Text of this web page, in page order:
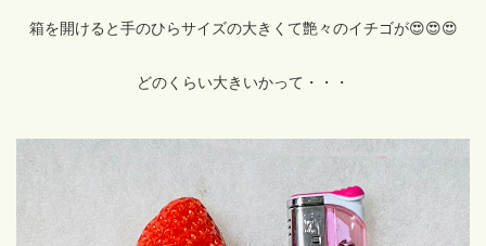
箱を開けると手のひらサイズの大きくて艶々のイチゴが😍😍😍
どのくらい大きいかって・・・